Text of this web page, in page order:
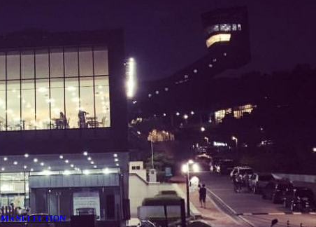
TODAY'S M
돌아온 노라 존스, 새 정규 앨범 “Day Breaks” 발매
그래미가 사랑한 아티스트, 노라 존스(Norah Jones)가 2년만에...
김승일 10월 9, 201610월 9, 2016
M's SELECTION